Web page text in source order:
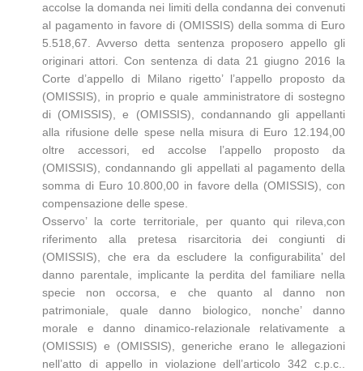
accolse la domanda nei limiti della condanna dei convenuti
al pagamento in favore di (OMISSIS) della somma di Euro
5.518,67. Avverso detta sentenza proposero appello gli
originari attori. Con sentenza di data 21 giugno 2016 la
Corte d’appello di Milano rigetto’ l’appello proposto da
(OMISSIS), in proprio e quale amministratore di sostegno
di (OMISSIS), e (OMISSIS), condannando gli appellanti
alla rifusione delle spese nella misura di Euro 12.194,00
oltre accessori, ed accolse l’appello proposto da
(OMISSIS), condannando gli appellati al pagamento della
somma di Euro 10.800,00 in favore della (OMISSIS), con
compensazione delle spese.
Osservo’ la corte territoriale, per quanto qui rileva,con
riferimento alla pretesa risarcitoria dei congiunti di
(OMISSIS), che era da escludere la configurabilita’ del
danno parentale, implicante la perdita del familiare nella
specie non occorsa, e che quanto al danno non
patrimoniale, quale danno biologico, nonche’ danno
morale e danno dinamico-relazionale relativamente a
(OMISSIS) e (OMISSIS), generiche erano le allegazioni
nell’atto di appello in violazione dell’articolo 342 c.p.c..